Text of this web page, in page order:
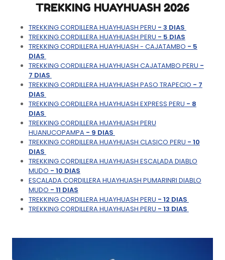
TREKKING HUAYHUASH 2026
TREKKING CORDILLERA HUAYHUASH PERU - 3 DIAS
TREKKING CORDILLERA HUAYHUASH PERU - 5 DIAS
TREKKING CORDILLERA HUAYHUASH - CAJATAMBO - 5
DIAS
TREKKING CORDILLERA HUAYHUASH CAJATAMBO PERU -
7 DIAS
TREKKING CORDILLERA HUAYHUASH PASO TRAPECIO - 7
DIAS
TREKKING CORDILLERA HUAYHUASH EXPRESS PERU - 8
DIAS
TREKKING CORDILLERA HUAYHUASH PERU
HUANUCOPAMPA- 9 DIAS
TREKKING CORDILLERA HUAYHUASH CLASICO PERU - 10
DIAS
TREKKING CORDILLERA HUAYHUASH ESCALADA DIABLO
MUDO - 10 DIAS
ESCALADA CORDILLERA HUAYHUASH PUMARINRI DIABLO
MUDO - 11 DIAS
TREKKING CORDILLERA HUAYHUASH PERU - 12 DIAS
TREKKING CORDILLERA HUAYHUASH PERU - 13 DIAS